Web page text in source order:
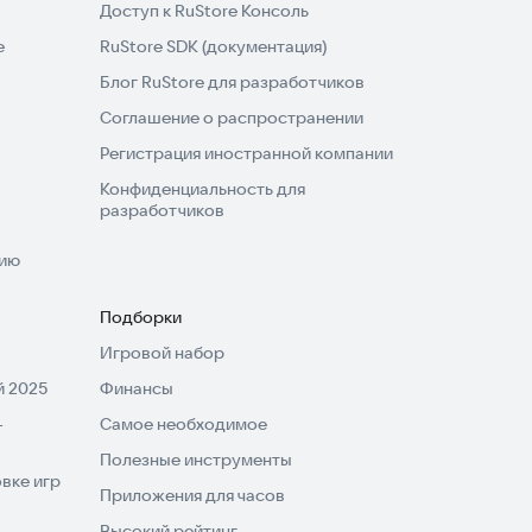
Доступ к RuStore Консоль
RuStore SDK (документация)
Блог RuStore для разработчиков
Соглашение о распространении
Регистрация иностранной компании
Конфиденциальность для
разработчиков
2025
игр
Подборки
Игровой набор
Финансы
Самое необходимое
Полезные инструменты
Приложения для часов